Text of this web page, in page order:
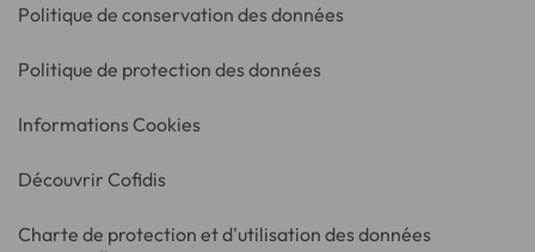
Politique de conservation des données
Politique de protection des données
Informations Cookies
Découvrir Cofidis
Charte de protection et d'utilisation des données